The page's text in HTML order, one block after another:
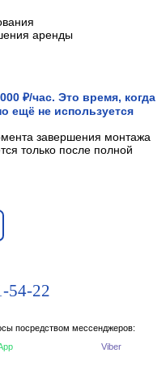
аренды
₽/час. Это время, когда
ещё не используется
завершения монтажа
только после полной
54-22
посредством мессенджеров:
Viber